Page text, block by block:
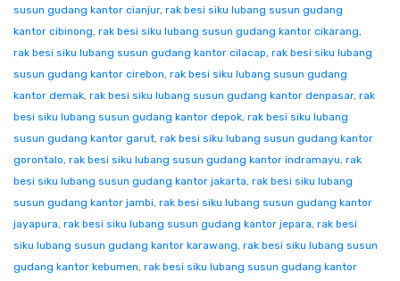
susun gudang kantor cianjur, rak besi siku lubang susun gudang
kantor cibinong, rak besi siku lubang susun gudang kantor cikarang,
rak besi siku lubang susun gudang kantor cilacap, rak besi siku lubang
susun gudang kantor cirebon, rak besi siku lubang susun gudang
kantor demak, rak besi siku lubang susun gudang kantor denpasar, rak
besi siku lubang susun gudang kantor depok, rak besi siku lubang
susun gudang kantor garut, rak besi siku lubang susun gudang kantor
gorontalo, rak besi siku lubang susun gudang kantor indramayu, rak
besi siku lubang susun gudang kantor jakarta, rak besi siku lubang
susun gudang kantor jambi, rak besi siku lubang susun gudang kantor
jayapura, rak besi siku lubang susun gudang kantor jepara, rak besi
siku lubang susun gudang kantor karawang, rak besi siku lubang susun
gudang kantor kebumen, rak besi siku lubang susun gudang kantor